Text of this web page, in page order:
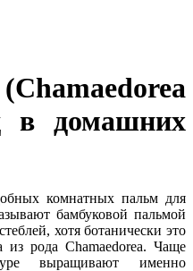
в домашних
комнатных пальм для
бамбуковой пальмой
хотя ботанически это
из рода Chamaedorea. Чаще
выращивают именно